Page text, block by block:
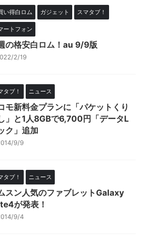
い得白ロム ガジェット スマタブ！
ートフォン
の格安白ロム！au 9/9版
2/19
タブ！ ニュース
モ新料金プランに「パケットくり
」と1人8GBで6,700円「データL
ク」追加
9/9
タブ！ ニュース
スン人気のファブレットGalaxy
が発表！
9/4